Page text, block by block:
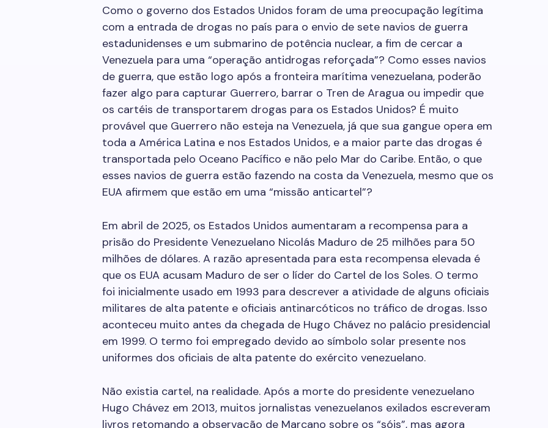
Como o governo dos Estados Unidos foram de uma preocupação legítima
com a entrada de drogas no país para o envio de sete navios de guerra
estadunidenses e um submarino de potência nuclear, a fim de cercar a
Venezuela para uma “operação antidrogas reforçada”? Como esses navios
de guerra, que estão logo após a fronteira marítima venezuelana, poderão
fazer algo para capturar Guerrero, barrar o Tren de Aragua ou impedir que
os cartéis de transportarem drogas para os Estados Unidos? É muito
provável que Guerrero não esteja na Venezuela, já que sua gangue opera em
toda a América Latina e nos Estados Unidos, e a maior parte das drogas é
transportada pelo Oceano Pacífico e não pelo Mar do Caribe. Então, o que
esses navios de guerra estão fazendo na costa da Venezuela, mesmo que os
EUA afirmem que estão em uma “missão anticartel”?
Em abril de 2025, os Estados Unidos aumentaram a recompensa para a
prisão do Presidente Venezuelano Nicolás Maduro de 25 milhões para 50
milhões de dólares. A razão apresentada para esta recompensa elevada é
que os EUA acusam Maduro de ser o líder do Cartel de los Soles. O termo
foi inicialmente usado em 1993 para descrever a atividade de alguns oficiais
militares de alta patente e oficiais antinarcóticos no tráfico de drogas. Isso
aconteceu muito antes da chegada de Hugo Chávez no palácio presidencial
em 1999. O termo foi empregado devido ao símbolo solar presente nos
uniformes dos oficiais de alta patente do exército venezuelano.
Não existia cartel, na realidade. Após a morte do presidente venezuelano
Hugo Chávez em 2013, muitos jornalistas venezuelanos exilados escreveram
livros retomando a observação de Marcano sobre os “sóis”, mas agora